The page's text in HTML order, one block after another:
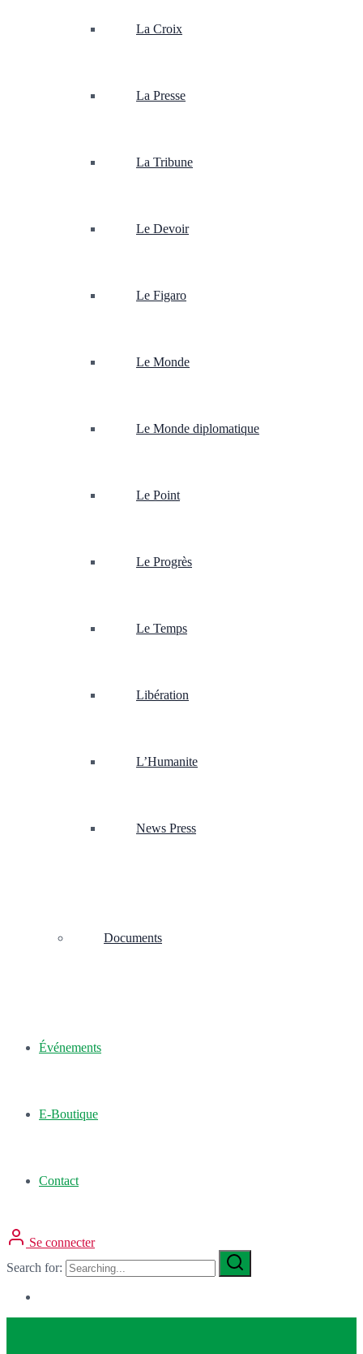
La Croix
La Presse
La Tribune
Le Devoir
Le Figaro
Le Monde
Le Monde diplomatique
Le Point
Le Progrès
Le Temps
Libération
L’Humanite
News Press
Documents
Événements
E-Boutique
Contact
Se connecter
Search for: